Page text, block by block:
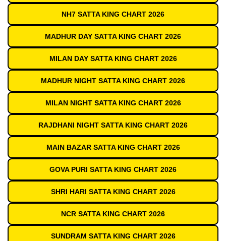
NH7 SATTA KING CHART 2026
MADHUR DAY SATTA KING CHART 2026
MILAN DAY SATTA KING CHART 2026
MADHUR NIGHT SATTA KING CHART 2026
MILAN NIGHT SATTA KING CHART 2026
RAJDHANI NIGHT SATTA KING CHART 2026
MAIN BAZAR SATTA KING CHART 2026
GOVA PURI SATTA KING CHART 2026
SHRI HARI SATTA KING CHART 2026
NCR SATTA KING CHART 2026
SUNDRAM SATTA KING CHART 2026